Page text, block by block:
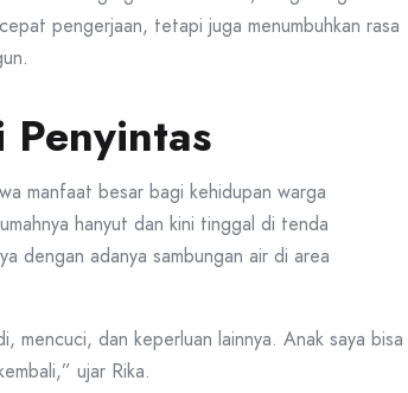
pengerjaan, tetapi juga menumbuhkan rasa
manfaat besar bagi kehidupan warga
hanyut dan kini tinggal di tenda
dengan adanya sambungan air di area
mencuci, dan keperluan lainnya. Anak saya bisa
ujar Rika.